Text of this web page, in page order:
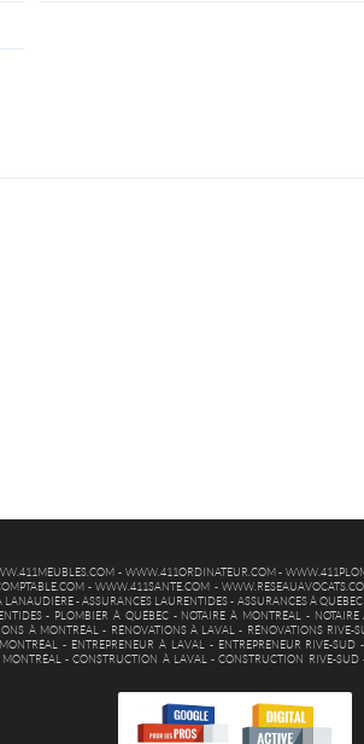
- WWW.411ORDINATEUR.COM -
-WWW.411SANTE.COM -
LANAUDIÈRE -ASSURANCES LAURENTIDES - ASSURANCES À QUÉBEC
- PLOMBIER À QUÉBEC- NOTAIRE À MONTRÉAL - NOTAIRE
À MONTRÉAL - RÉNOVATIONS À LAVAL - RÉNOVATIONS RIVE-
- ENTREPRENEUR À LAVAL - ENTREPRENEUR RIVE-SUD -
-CONSTRUCTION À LAVAL -CONSTRUCTION RIVE-SUD